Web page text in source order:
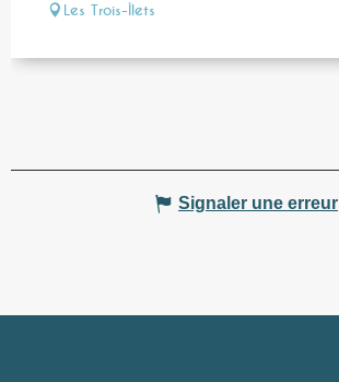
Les Trois-Îlets
Signaler une erreur